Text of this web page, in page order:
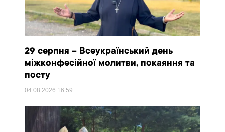
29 серпня – Всеукраїнський день
міжконфесійної молитви, покаяння та
посту
04.08.2026 16:59